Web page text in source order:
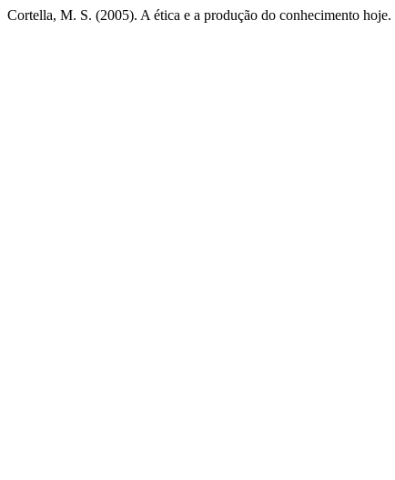
Cortella, M. S. (2005). A ética e a produção do conhecimento hoje.